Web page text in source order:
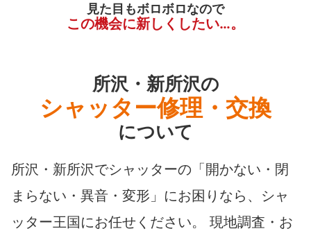
見た目もボロボロなので
この機会に新しくしたい…。
所沢・新所沢の
シャッター修理・交換
について
所沢・新所沢でシャッターの「開かない・閉
まらない・異音・変形」にお困りなら、シャ
ッター王国にお任せください。 現地調査・お